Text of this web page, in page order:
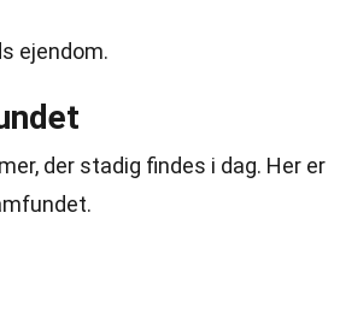
ejendom.
, der stadig findes i dag. Her er